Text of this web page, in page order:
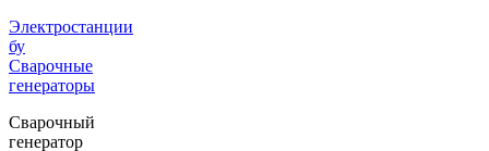
Электростанции
бу
Сварочные
генераторы
Сварочный
генератор